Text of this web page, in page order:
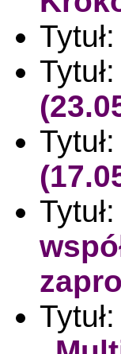
Tytuł:
Tytuł:
Tytuł:
Tytuł:
Tytuł: